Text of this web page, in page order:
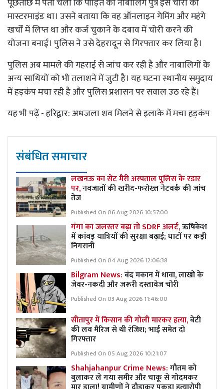
पूछताछ में पता चला कि पीड़ित का नाबालिग पुत्र इस चोरी का
मास्टरमाइंड था। उसने बताया कि वह ऑनलाइन गेमिंग और महंगे
खर्चों में लिप्त था और कर्ज चुकाने के दबाव में चोरी करने की
योजना बनाई। पुलिस ने उसे देहरादून से गिरफ्तार कर लिया है।
पुलिस अब मामले की गहराई से जांच कर रही है और नाबालिगों के
अन्य साथियों को भी तलाशने में जुटी है। यह घटना स्थानीय समुदाय
में हड़कंप मचा रही है और पुलिस प्रशासन पर सवाल उठ रहे हैं।
यह भी पढ़ें -हरिद्वार: अधजला शव मिलने से इलाके में मचा हड़कंप
संबंधित समाचार
लखनऊ का सेंट मैरी अस्पताल पुलिस के रडार
पर,नवजातों की खरीद-फरोख्त नेटवर्क की जांच
तेज
Published On 06 Aug 2026 10:57:00
गंगा का जलस्तर बढ़ा तो SDRF अलर्ट,ऋषिकेश
में कांवड़ यात्रियों की सुरक्षा बढ़ाई; घाटों पर कड़ी
निगरानी
Published On 04 Aug 2026 12:06:38
Bilgram News:बंद मकान में धावा, लाखों के
जेवर-नकदी और जरूरी दस्तावेज चोरी
Published On 03 Aug 2026 11:46:00
सीतापुर में किसान की गोली मारकर हत्या,बेटी
की लव मैरिज से थी रंजिश; भाई समेत दो
गिरफ्तार
Published On 05 Aug 2026 10:21:07
Shahjahanpur Crime News:गौतम को
बुलाकर ले गया समीर और चाकू से गोदमकर